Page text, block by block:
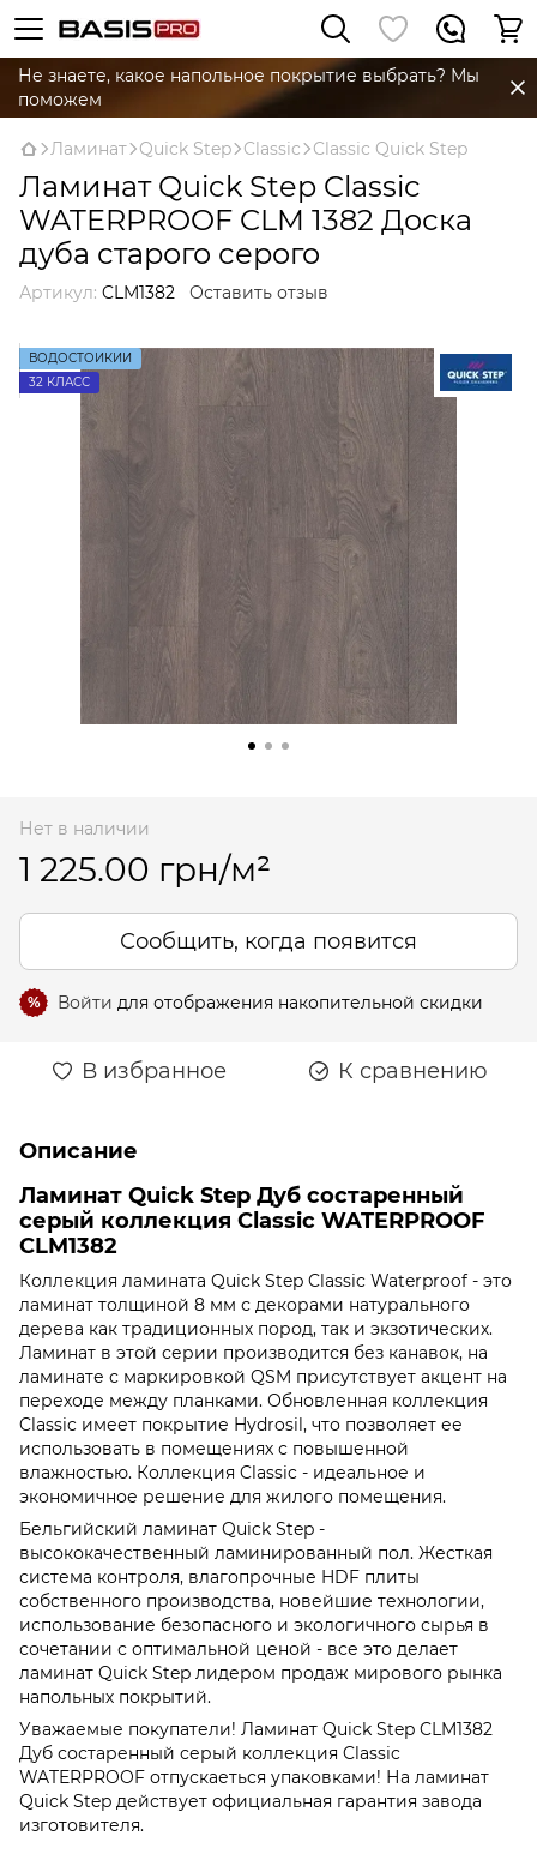
Не знаете, какое напольное покрытие выбрать? Мы
поможем
Ламинат Quick Step Classic Classic Quick Step
Ламинат Quick Step Classic
WATERPROOF CLM 1382 Доска
дуба старого серого
Артикул: CLM1382 Оставить отзыв
ВОДОСТОЙКИЙ
32 КЛАСС
Нет в наличии
1 225.00 грн/м²
Сообщить, когда появится
% Войти для отображения накопительной скидки
В избранное К сравнению
Описание
Ламинат Quick Step Дуб состаренный
серый коллекция Classic WATERPROOF
CLM1382
Коллекция ламината Quick Step Classic Waterproof - это
ламинат толщиной 8 мм с декорами натурального
дерева как традиционных пород, так и экзотических.
Ламинат в этой серии производится без канавок, на
ламинате с маркировкой QSM присутствует акцент на
переходе между планками. Обновленная коллекция
Classic имеет покрытие Hydrosil, что позволяет ее
использовать в помещениях с повышенной
влажностью. Коллекция Classic - идеальное и
экономичное решение для жилого помещения.
Бельгийский ламинат Quick Step -
высококачественный ламинированный пол. Жесткая
система контроля, влагопрочные HDF плиты
собственного производства, новейшие технологии,
использование безопасного и экологичного сырья в
сочетании с оптимальной ценой - все это делает
ламинат Quick Step лидером продаж мирового рынка
напольных покрытий.
Уважаемые покупатели! Ламинат Quick Step CLM1382
Дуб состаренный серый коллекция Classic
WATERPROOF отпускаеться упаковками! На ламинат
Quick Step действует официальная гарантия завода
изготовителя.